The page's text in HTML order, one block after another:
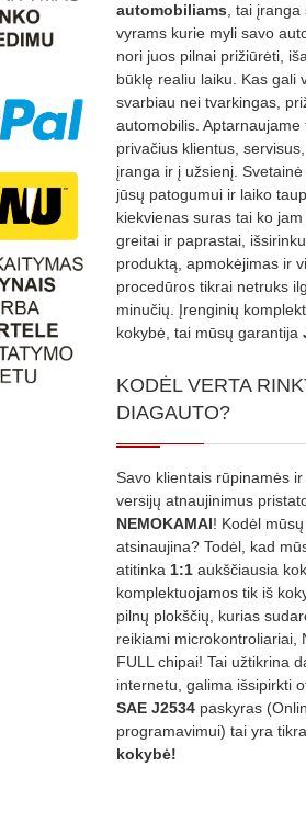
automobiliams, tai įranga
vyrams kurie myli savo
nori juos pilnai prižiūrėti,
būklę realiu laiku. Kas gali
svarbiau nei tvarkingas,
automobilis. Aptarnaujame
privačius klientus,
įranga ir į užsienį.
jūsų patogumui ir laiko
kiekvienas suras tai ko
greitai ir paprastai,
produktą, apmokėjimas ir
procedūros tikrai netruks
minučių. Įrenginių
kokybė, tai mūsų garantija
KODĖL VERTA
DIAGAUTO?
Savo klientais rūpinamės
versijų atnaujinimus
NEMOKAMAI! Kodėl
atsinaujina? Todėl, kad
atitinka 1:1 aukščiausia
komplektuojamos tik iš
pilnų plokščių, kurias
reikiami microkontroliariai,
FULL chipai! Tai užtikrina
internetu, galima išsipirkti
SAE J2534 paskyras
programavimui) tai yra
kokybė!